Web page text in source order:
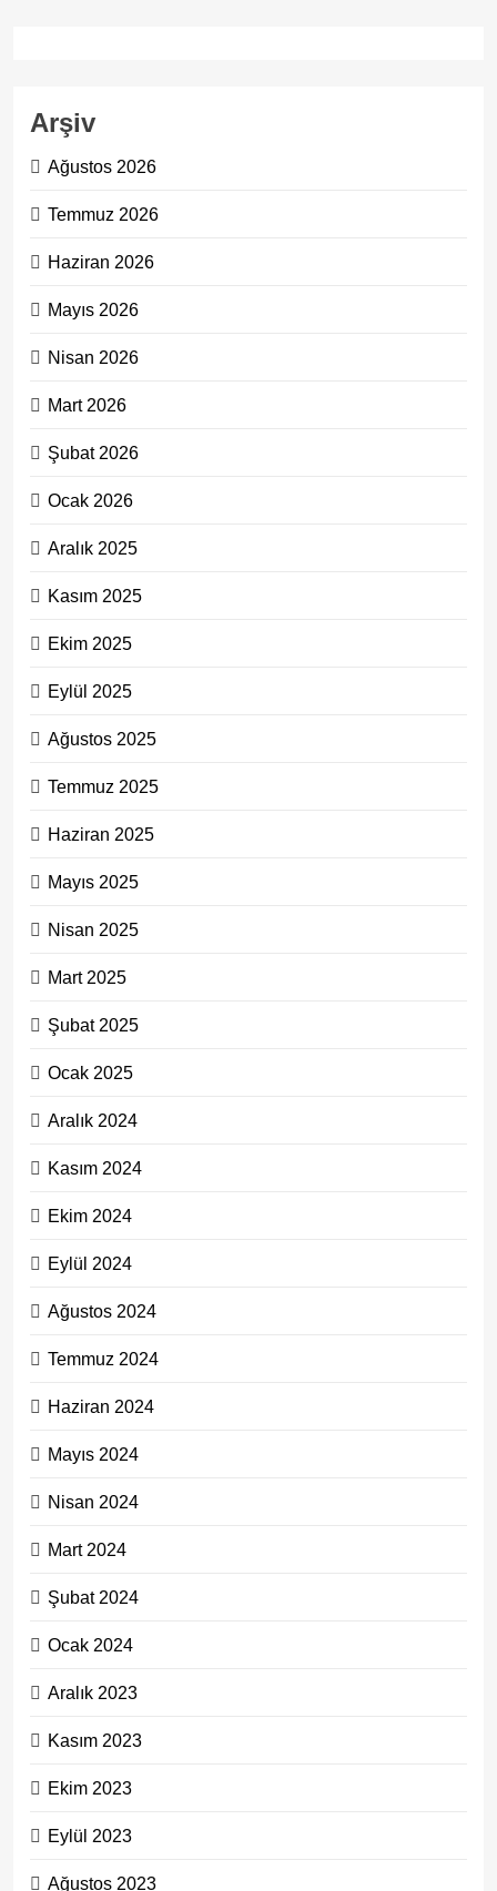
Arşiv
Ağustos 2026
Temmuz 2026
Haziran 2026
Mayıs 2026
Nisan 2026
Mart 2026
Şubat 2026
Ocak 2026
Aralık 2025
Kasım 2025
Ekim 2025
Eylül 2025
Ağustos 2025
Temmuz 2025
Haziran 2025
Mayıs 2025
Nisan 2025
Mart 2025
Şubat 2025
Ocak 2025
Aralık 2024
Kasım 2024
Ekim 2024
Eylül 2024
Ağustos 2024
Temmuz 2024
Haziran 2024
Mayıs 2024
Nisan 2024
Mart 2024
Şubat 2024
Ocak 2024
Aralık 2023
Kasım 2023
Ekim 2023
Eylül 2023
Ağustos 2023